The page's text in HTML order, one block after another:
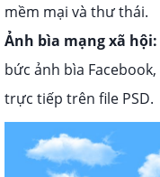
mềm mại và thư thái.
Ảnh bìa mạng xã hội:
bức ảnh bìa
trực tiếp trên file PSD.